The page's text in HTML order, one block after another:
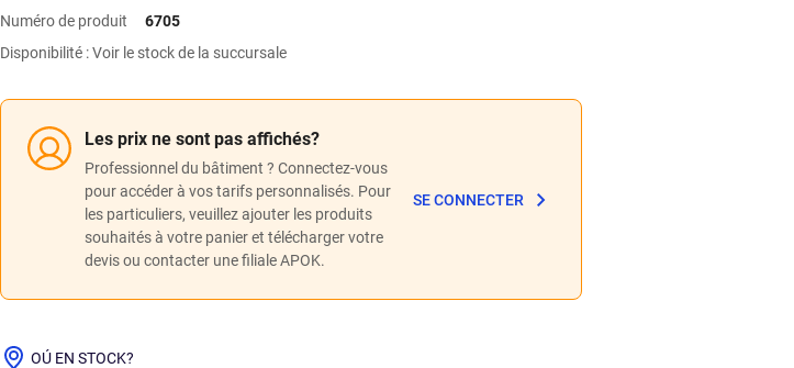
Numéro de produit
6705
Disponibilité : Voir le stock de la succursale
Les prix ne sont pas affichés?
Professionnel du bâtiment ? Connectez-vous
pour accéder à vos tarifs personnalisés. Pour
les particuliers, veuillez ajouter les produits
souhaités à votre panier et télécharger votre
devis ou contacter une filiale APOK.
SE CONNECTER
OÚ EN STOCK?